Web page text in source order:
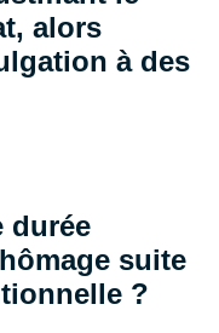
alors
à des
durée
suite
?